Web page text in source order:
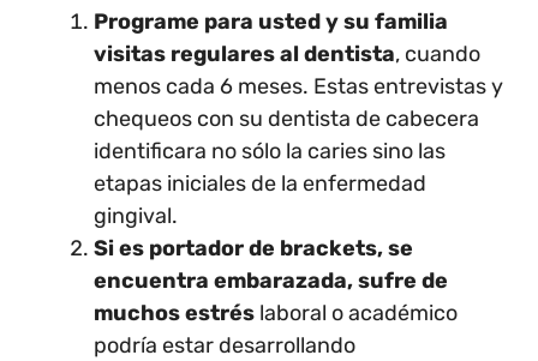
Programe para usted y su familia
visitas regulares al dentista, cuando
menos cada 6 meses. Estas entrevistas y
chequeos con su dentista de cabecera
identificara no sólo la caries sino las
etapas iniciales de la enfermedad
gingival.
Si es portador de brackets, se
encuentra embarazada, sufre de
muchos estrés laboral o académico
podría estar desarrollando